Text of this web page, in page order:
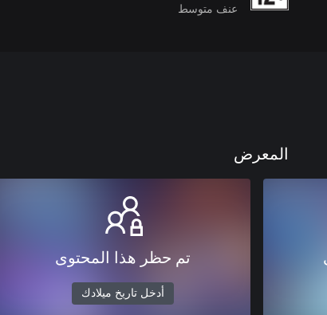
عنف متوسط
المعرض
تم حظر هذا المحتوى
أدخل تاريخ ميلادك